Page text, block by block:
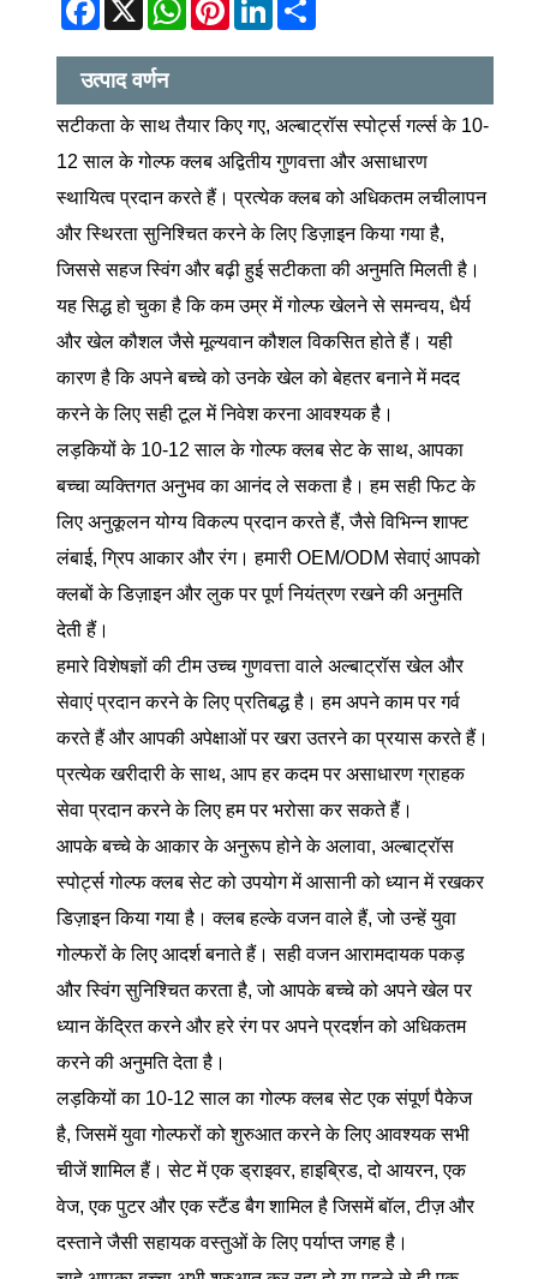
उत्पाद वर्णन
सटीकता के साथ तैयार किए गए, अल्बाट्रॉस स्पोर्ट्स गर्ल्स के 10-
12 साल के गोल्फ क्लब अद्वितीय गुणवत्ता और असाधारण
स्थायित्व प्रदान करते हैं। प्रत्येक क्लब को अधिकतम लचीलापन
और स्थिरता सुनिश्चित करने के लिए डिज़ाइन किया गया है,
जिससे सहज स्विंग और बढ़ी हुई सटीकता की अनुमति मिलती है।
यह सिद्ध हो चुका है कि कम उम्र में गोल्फ खेलने से समन्वय, धैर्य
और खेल कौशल जैसे मूल्यवान कौशल विकसित होते हैं। यही
कारण है कि अपने बच्चे को उनके खेल को बेहतर बनाने में मदद
करने के लिए सही टूल में निवेश करना आवश्यक है।
लड़कियों के 10-12 साल के गोल्फ क्लब सेट के साथ, आपका
बच्चा व्यक्तिगत अनुभव का आनंद ले सकता है। हम सही फिट के
लिए अनुकूलन योग्य विकल्प प्रदान करते हैं, जैसे विभिन्न शाफ्ट
लंबाई, ग्रिप आकार और रंग। हमारी OEM/ODM सेवाएं आपको
क्लबों के डिज़ाइन और लुक पर पूर्ण नियंत्रण रखने की अनुमति
देती हैं।
हमारे विशेषज्ञों की टीम उच्च गुणवत्ता वाले अल्बाट्रॉस खेल और
सेवाएं प्रदान करने के लिए प्रतिबद्ध है। हम अपने काम पर गर्व
करते हैं और आपकी अपेक्षाओं पर खरा उतरने का प्रयास करते हैं।
प्रत्येक खरीदारी के साथ, आप हर कदम पर असाधारण ग्राहक
सेवा प्रदान करने के लिए हम पर भरोसा कर सकते हैं।
आपके बच्चे के आकार के अनुरूप होने के अलावा, अल्बाट्रॉस
स्पोर्ट्स गोल्फ क्लब सेट को उपयोग में आसानी को ध्यान में रखकर
डिज़ाइन किया गया है। क्लब हल्के वजन वाले हैं, जो उन्हें युवा
गोल्फरों के लिए आदर्श बनाते हैं। सही वजन आरामदायक पकड़
और स्विंग सुनिश्चित करता है, जो आपके बच्चे को अपने खेल पर
ध्यान केंद्रित करने और हरे रंग पर अपने प्रदर्शन को अधिकतम
करने की अनुमति देता है।
लड़कियों का 10-12 साल का गोल्फ क्लब सेट एक संपूर्ण पैकेज
है, जिसमें युवा गोल्फरों को शुरुआत करने के लिए आवश्यक सभी
चीजें शामिल हैं। सेट में एक ड्राइवर, हाइब्रिड, दो आयरन, एक
वेज, एक पुटर और एक स्टैंड बैग शामिल है जिसमें बॉल, टीज़ और
दस्ताने जैसी सहायक वस्तुओं के लिए पर्याप्त जगह है।